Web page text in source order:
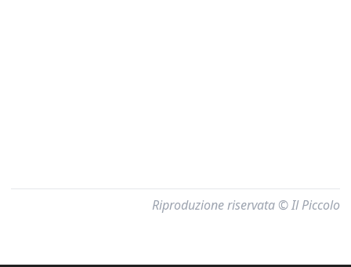
Riproduzione riservata © Il Piccolo